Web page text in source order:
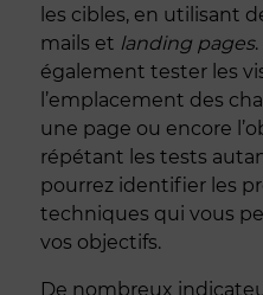
les cibles, en utilisant
mails et landing pages
également tester les
l’emplacement des
une page ou encore
répétant les tests
pourrez identifier les
techniques qui vous
vos objectifs.
De nombreux